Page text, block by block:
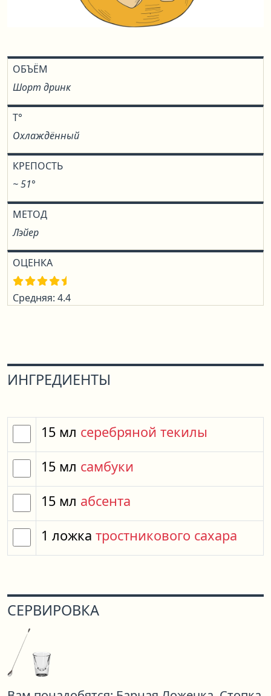
ОБЪЁМ
Шорт дринк
T°
Охлаждённый
КРЕПОСТЬ
~ 51°
МЕТОД
Лэйер
ОЦЕНКА
Средняя: 4.4
ИНГРЕДИЕНТЫ
15 мл серебряной текилы
15 мл самбуки
15 мл абсента
1 ложка тростникового сахара
СЕРВИРОВКА